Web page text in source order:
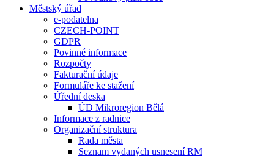
Městský úřad
e-podatelna
CZECH-POINT
GDPR
Povinné informace
Rozpočty
Fakturační údaje
Formuláře ke stažení
Úřední deska
ÚD Mikroregion Bělá
Informace z radnice
Organizační struktura
Rada města
Seznam vydaných usnesení RM